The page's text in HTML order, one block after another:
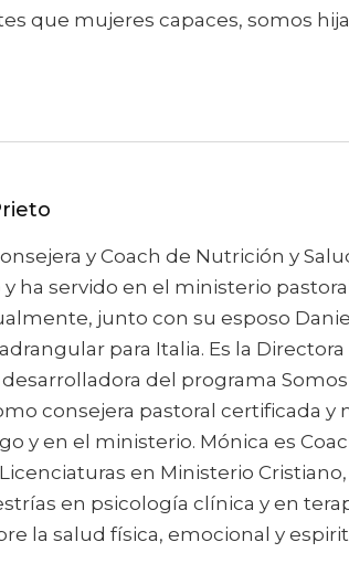
que mujeres capaces, somos
y Coach de Nutrición y
ha servido en el ministerio
junto con su esposo
para Italia. Es la
desarrolladora del programa
consejera pastoral certificada
y en el ministerio. Mónica es
en Ministerio
en psicología clínica y en
la salud física, emocional y